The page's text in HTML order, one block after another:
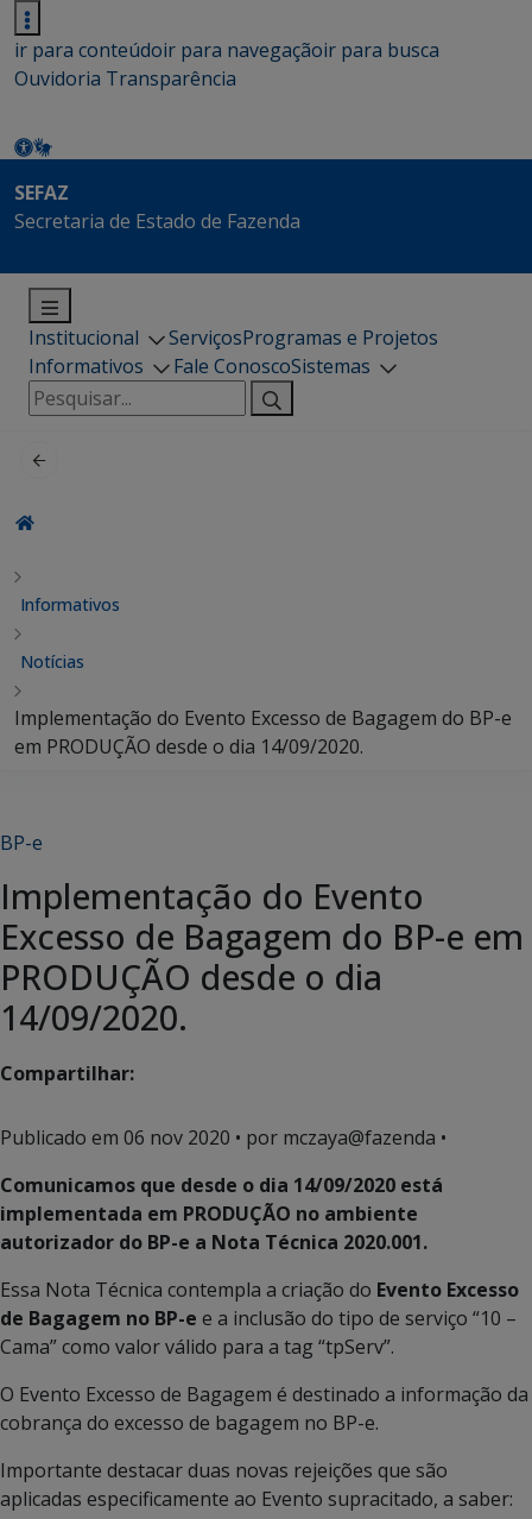
ir para conteúdoir para navegaçãoir para busca
Ouvidoria Transparência
SEFAZ
Secretaria de Estado de Fazenda
Institucional ServiçosProgramas e Projetos
Informativos
Fale ConoscoSistemas
Pesquisar
por:
Informativos
Notícias
Implementação do Evento Excesso de Bagagem do BP-e
em PRODUÇÃO desde o dia 14/09/2020.
BP-e
Implementação do Evento
Excesso de Bagagem do BP-e em
PRODUÇÃO desde o dia
14/09/2020.
Compartilhar:
Publicado em 06 nov 2020 • por mczaya@fazenda •
Comunicamos que desde o dia 14/09/2020 está
implementada em PRODUÇÃO no ambiente
autorizador do BP-e a Nota Técnica 2020.001.
Essa Nota Técnica contempla a criação do Evento Excesso
de Bagagem no BP-e e a inclusão do tipo de serviço “10 –
Cama” como valor válido para a tag “tpServ”.
O Evento Excesso de Bagagem é destinado a informação da
cobrança do excesso de bagagem no BP-e.
Importante destacar duas novas rejeições que são
aplicadas especificamente ao Evento supracitado, a saber: